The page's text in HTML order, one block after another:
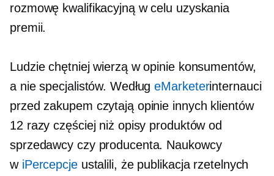
rozmowę kwalifikacyjną w celu uzyskania
premii.
Ludzie chętniej wierzą w opinie konsumentów,
a nie specjalistów. WedługeMarketerinternauci
przed zakupem czytają opinie innych klientów
12 razy częściej niż opisy produktów od
sprzedawcy czy producenta. Naukowcy
w iPercepcjeustalili, że publikacja rzetelnych